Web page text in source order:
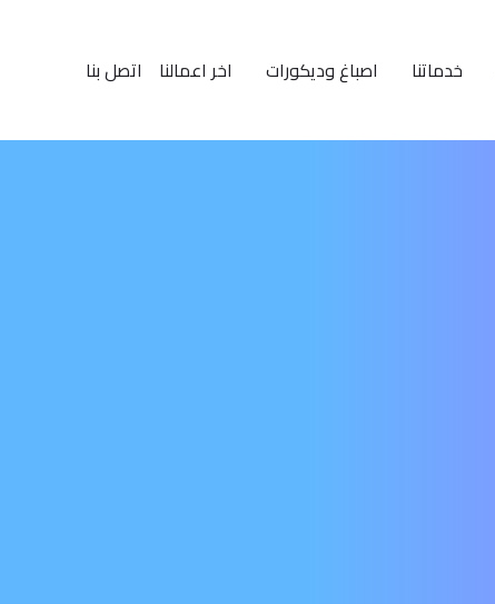
خدماتنا اصباغ وديكورات اخر اعمالنا اتصل بنا